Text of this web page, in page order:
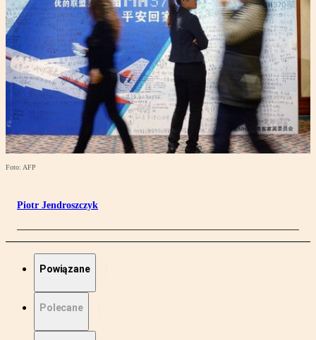
Foto: AFP
Piotr Jendroszczyk
Powiązane
Polecane